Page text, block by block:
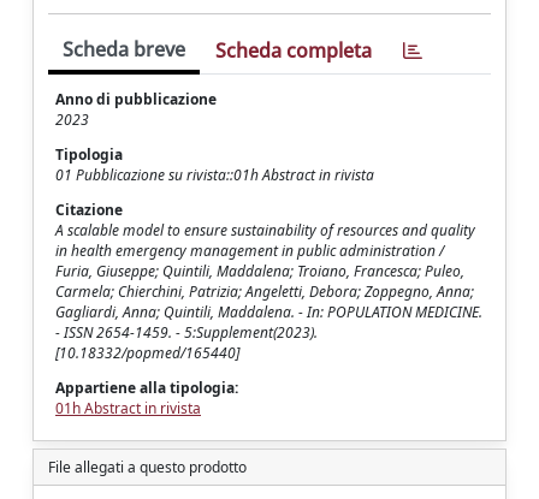
Scheda breve Scheda completa
Anno di pubblicazione
2023
Tipologia
01 Pubblicazione su rivista::01h Abstract in rivista
Citazione
A scalable model to ensure sustainability of resources and quality
in health emergency management in public administration /
Furia, Giuseppe; Quintili, Maddalena; Troiano, Francesca; Puleo,
Carmela; Chierchini, Patrizia; Angeletti, Debora; Zoppegno, Anna;
Gagliardi, Anna; Quintili, Maddalena. - In: POPULATION MEDICINE.
- ISSN 2654-1459. - 5:Supplement(2023).
[10.18332/popmed/165440]
Appartiene alla tipologia:
01h Abstract in rivista
File allegati a questo prodotto